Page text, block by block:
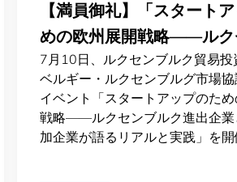
【満員御礼】「スタート
めの欧州展開戦略——ルク
ク進出企業とNEXUS参加
リアルと実践」を開催
7月10日、ルクセンブルク貿易投
ベルギー・ルクセンブルグ市場
イベント「スタートアップのた
戦略——ルクセンブルク進出企業
加企業が語るリアルと実践」を